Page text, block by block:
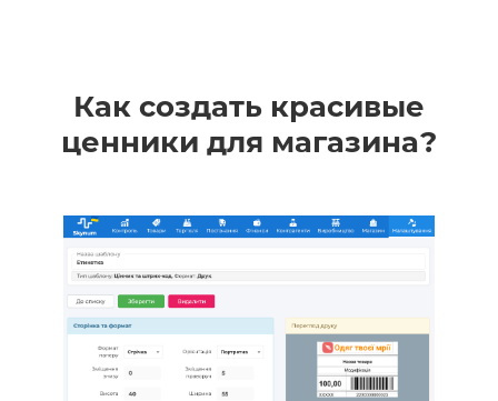
Как создать красивые
ценники для магазина?